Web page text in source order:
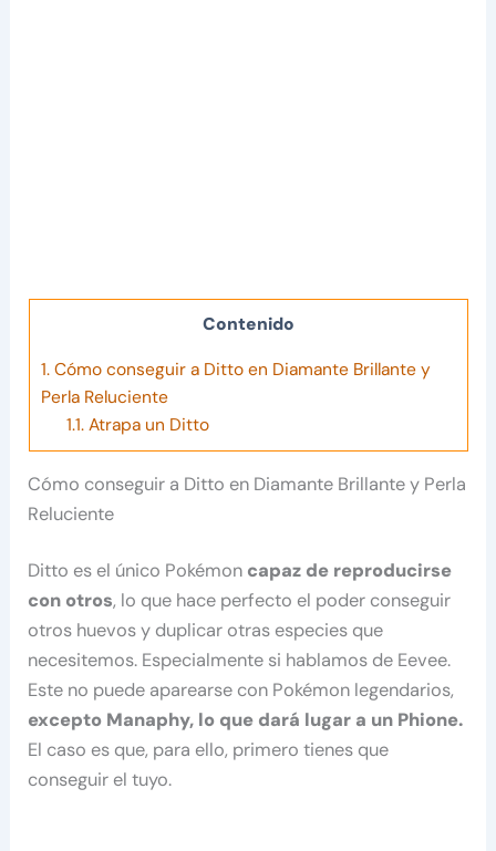
Contenido
1.Cómo conseguir a Ditto en Diamante Brillante y
Perla Reluciente
1.1.Atrapa un Ditto
Cómo conseguir a Ditto en Diamante Brillante y Perla
Reluciente
Ditto es el único Pokémon capaz de reproducirse
con otros, lo que hace perfecto el poder conseguir
otros huevos y duplicar otras especies que
necesitemos. Especialmente si hablamos de Eevee.
Este no puede aparearse con Pokémon legendarios,
excepto Manaphy, lo que dará lugar a un Phione.
El caso es que, para ello, primero tienes que
conseguir el tuyo.